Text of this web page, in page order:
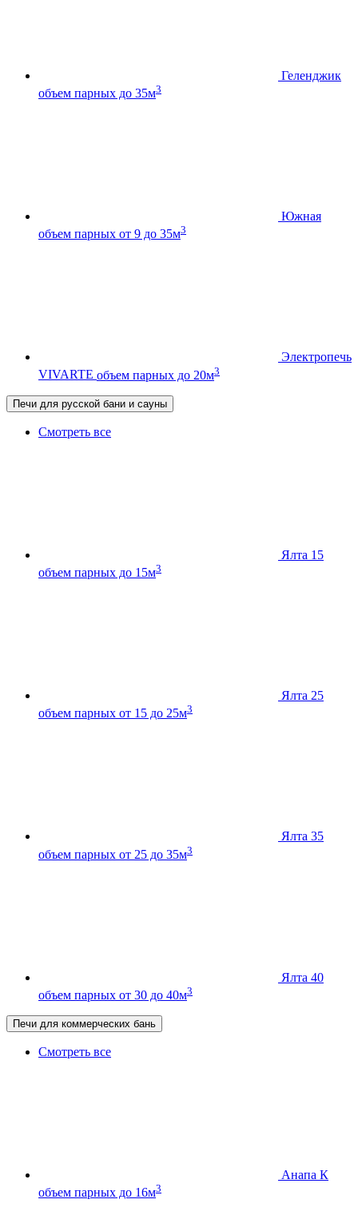
Геленджик
объем парных до 35м3
Южная
объем парных от 9 до 35м3
Электропечь
VIVARTE объем парных до 20м3
Печи для русской бани и сауны
Смотреть все
Ялта 15
объем парных до 15м3
Ялта 25
объем парных от 15 до 25м3
Ялта 35
объем парных от 25 до 35м3
Ялта 40
объем парных от 30 до 40м3
Печи для коммерческих бань
Смотреть все
Анапа К
объем парных до 16м3